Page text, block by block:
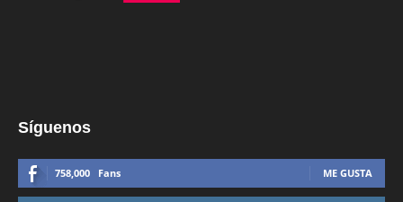
Síguenos
758,000 Fans ME GUSTA